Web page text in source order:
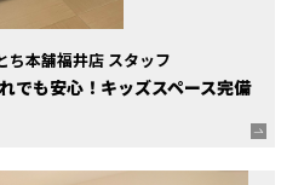
ち本舗福井店 スタッフ
でも安心！キッズスペース完備